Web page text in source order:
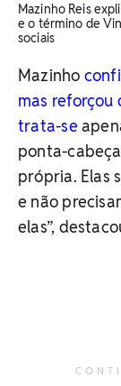
Mazinho Reis
e o término de
sociais
Mazinho
mas reforçou
trata-se
ponta-
própria. Elas
e não
elas”,